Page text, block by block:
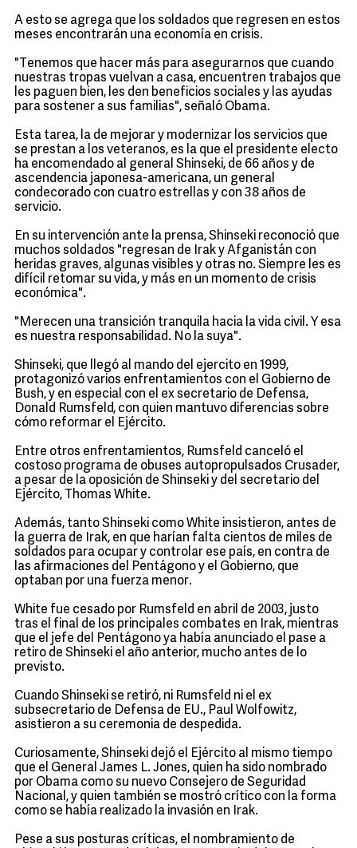
A esto se agrega que los soldados que regresen en estos
meses encontrarán una economía en crisis.
"Tenemos que hacer más para asegurarnos que cuando
nuestras tropas vuelvan a casa, encuentren trabajos que
les paguen bien, les den beneficios sociales y las ayudas
para sostener a sus familias", señaló Obama.
Esta tarea, la de mejorar y modernizar los servicios que
se prestan a los veteranos, es la que el presidente electo
ha encomendado al general Shinseki, de 66 años y de
ascendencia japonesa-americana, un general
condecorado con cuatro estrellas y con 38 años de
servicio.
En su intervención ante la prensa, Shinseki reconoció que
muchos soldados "regresan de Irak y Afganistán con
heridas graves, algunas visibles y otras no. Siempre les es
difícil retomar su vida, y más en un momento de crisis
económica".
"Merecen una transición tranquila hacia la vida civil. Y esa
es nuestra responsabilidad. No la suya".
Shinseki, que llegó al mando del ejercito en 1999,
protagonizó varios enfrentamientos con el Gobierno de
Bush, y en especial con el ex secretario de Defensa,
Donald Rumsfeld, con quien mantuvo diferencias sobre
cómo reformar el Ejército.
Entre otros enfrentamientos, Rumsfeld canceló el
costoso programa de obuses autopropulsados Crusader,
a pesar de la oposición de Shinseki y del secretario del
Ejército, Thomas White.
Además, tanto Shinseki como White insistieron, antes de
la guerra de Irak, en que harían falta cientos de miles de
soldados para ocupar y controlar ese país, en contra de
las afirmaciones del Pentágono y el Gobierno, que
optaban por una fuerza menor.
White fue cesado por Rumsfeld en abril de 2003, justo
tras el final de los principales combates en Irak, mientras
que el jefe del Pentágono ya había anunciado el pase a
retiro de Shinseki el año anterior, mucho antes de lo
previsto.
Cuando Shinseki se retiró, ni Rumsfeld ni el ex
subsecretario de Defensa de EU., Paul Wolfowitz,
asistieron a su ceremonia de despedida.
Curiosamente, Shinseki dejó el Ejército al mismo tiempo
que el General James L. Jones, quien ha sido nombrado
por Obama como su nuevo Consejero de Seguridad
Nacional, y quien también se mostró crítico con la forma
como se había realizado la invasión en Irak.
Pese a sus posturas críticas, el nombramiento de